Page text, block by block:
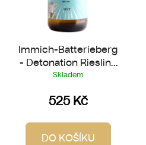
Immich-Batterieberg
- Detonation Riesling
2023
Skladem
525 Kč
DO KOŠÍKU